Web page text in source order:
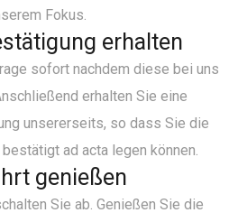
Fokus.
erhalten
sofort nachdem diese bei uns
erhalten Sie eine
unsererseits, so dass Sie die
ad acta legen können.
genießen
Sie ab. Genießen Sie die